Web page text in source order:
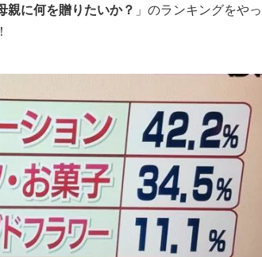
親に何を贈りたいか？ 」のランキングをやっ